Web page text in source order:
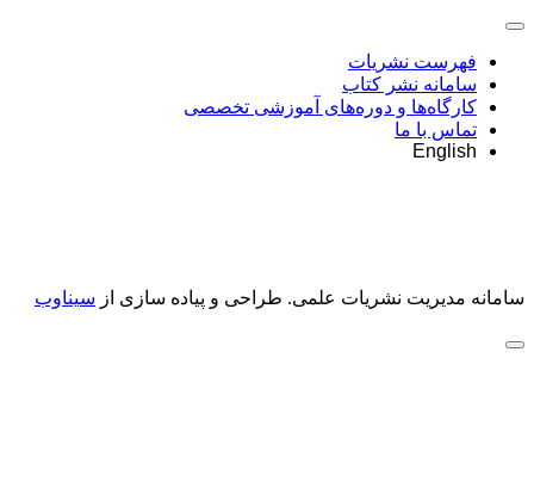
فهرست نشریات
سامانه نشر کتاب
کارگاه‌ها و دوره‌های آموزشی تخصصی
تماس با ما
English
سامانه مدیریت نشریات علمی. طراحی و پیاده سازی از سیناوب